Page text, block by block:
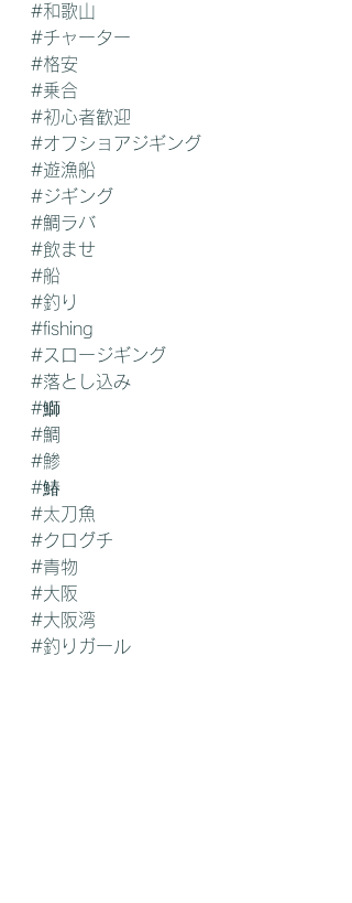
#和歌山
#チャーター
#格安
#乗合
#初心者歓迎
#オフショアジギング
#遊漁船
#ジギング
#鯛ラバ
#飲ませ
#船
#釣り
#fishing
#スロージギング
#落とし込み
#鰤
#鯛
#鯵
#鰆
#太刀魚
#クログチ
#青物
#大阪
#大阪湾
#釣りガール